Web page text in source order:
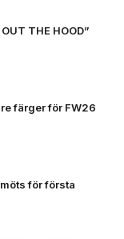
THE HOOD”
färger för FW26
för första